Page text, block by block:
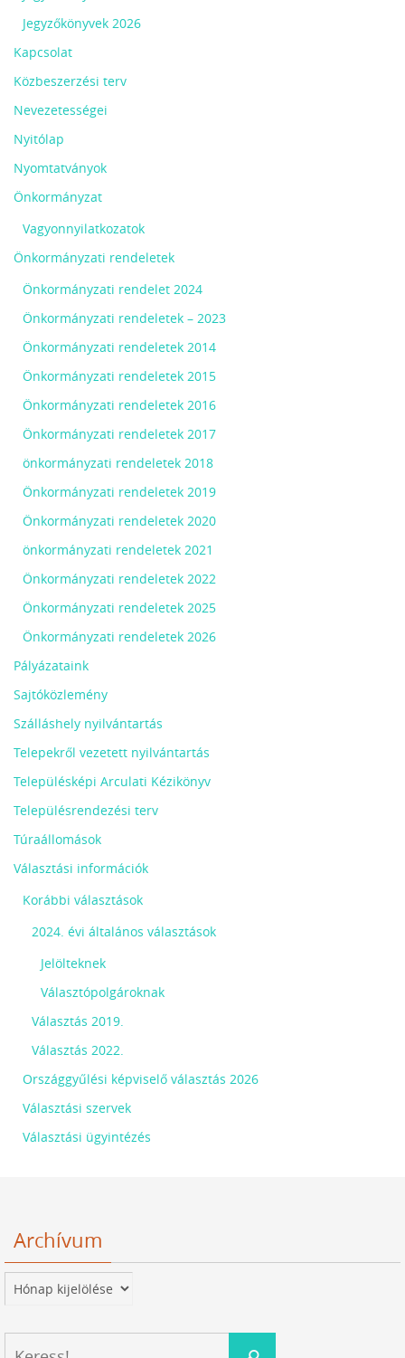
Jegyzőkönyvek 2026
Kapcsolat
Közbeszerzési terv
Nevezetességei
Nyitólap
Nyomtatványok
Önkormányzat
Vagyonnyilatkozatok
Önkormányzati rendeletek
Önkormányzati rendelet 2024
Önkormányzati rendeletek – 2023
Önkormányzati rendeletek 2014
Önkormányzati rendeletek 2015
Önkormányzati rendeletek 2016
Önkormányzati rendeletek 2017
önkormányzati rendeletek 2018
Önkormányzati rendeletek 2019
Önkormányzati rendeletek 2020
önkormányzati rendeletek 2021
Önkormányzati rendeletek 2022
Önkormányzati rendeletek 2025
Önkormányzati rendeletek 2026
Pályázataink
Sajtóközlemény
Szálláshely nyilvántartás
Telepekről vezetett nyilvántartás
Településképi Arculati Kézikönyv
Településrendezési terv
Túraállomások
Választási információk
Korábbi választások
2024. évi általános választások
Jelölteknek
Választópolgároknak
Választás 2019.
Választás 2022.
Országgyűlési képviselő választás 2026
Választási szervek
Választási ügyintézés
Archívum
Archívum